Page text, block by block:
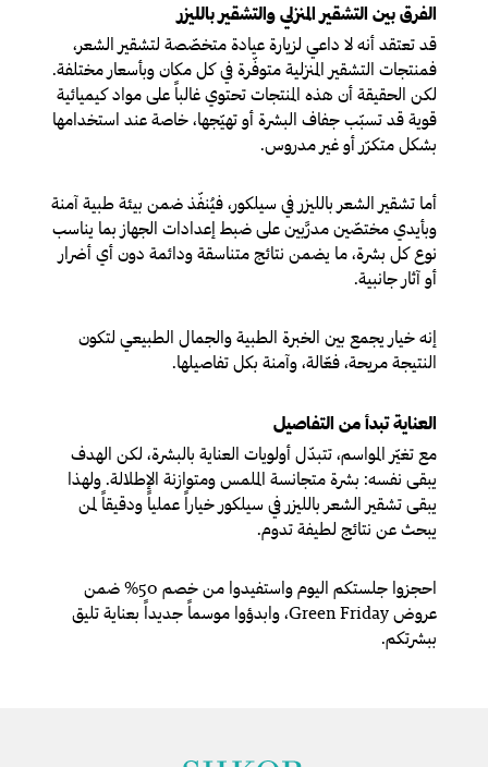
الفرق بين التشقير المنزلي والتشقير بالليزر
قد تعتقد أنه لا داعي لزيارة عيادة متخصّصة لتشقير الشعر،
فمنتجات التشقير المنزلية متوفّرة في كل مكان وبأسعار مختلفة.
لكن الحقيقة أن هذه المنتجات تحتوي غالباً على مواد كيميائية
قوية قد تسبّب جفاف البشرة أو تهيّجها، خاصة عند استخدامها
بشكل متكرّر أو غير مدروس.
أما تشقير الشعر بالليزر في سيلكور، فيُنفّذ ضمن بيئة طبية آمنة
وبأيدي مختصّين مدرَّبين على ضبط إعدادات الجهاز بما يناسب
نوع كل بشرة، ما يضمن نتائج متناسقة ودائمة دون أي أضرار
أو آثار جانبية.
إنه خيار يجمع بين الخبرة الطبية والجمال الطبيعي لتكون
النتيجة مريحة، فعّالة، وآمنة بكل تفاصيلها.
العناية تبدأ من التفاصيل
مع تغيّر المواسم، تتبدّل أولويات العناية بالبشرة، لكن الهدف
يبقى نفسه: بشرة متجانسة الملمس ومتوازنة الإطلالة. ولهذا
يبقى تشقير الشعر بالليزر في سيلكور خياراً عملياً ودقيقاً لمن
يبحث عن نتائج لطيفة تدوم.
احجزوا جلستكم اليوم واستفيدوا من خصم 50% ضمن
عروض Green Friday، وابدؤوا موسماً جديداً بعناية تليق
ببشرتكم.